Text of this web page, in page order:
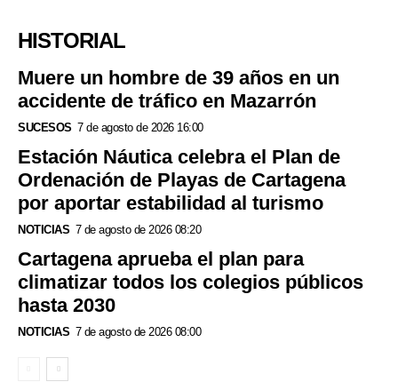
HISTORIAL
Muere un hombre de 39 años en un
accidente de tráfico en Mazarrón
SUCESOS 7 de agosto de 2026 16:00
Estación Náutica celebra el Plan de
Ordenación de Playas de Cartagena
por aportar estabilidad al turismo
NOTICIAS 7 de agosto de 2026 08:20
Cartagena aprueba el plan para
climatizar todos los colegios públicos
hasta 2030
NOTICIAS 7 de agosto de 2026 08:00